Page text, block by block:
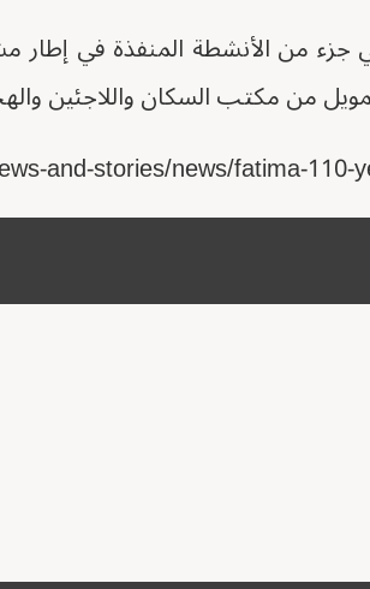
جزء من الأنشطة المنفذة في إطار
من مكتب السكان واللاجئين